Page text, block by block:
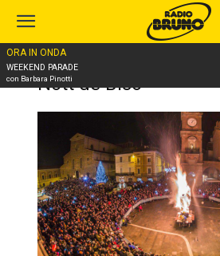
ORA IN ONDA
WEEKEND PARADE
con Barbara Pinotti
Home
Nott de Bisò